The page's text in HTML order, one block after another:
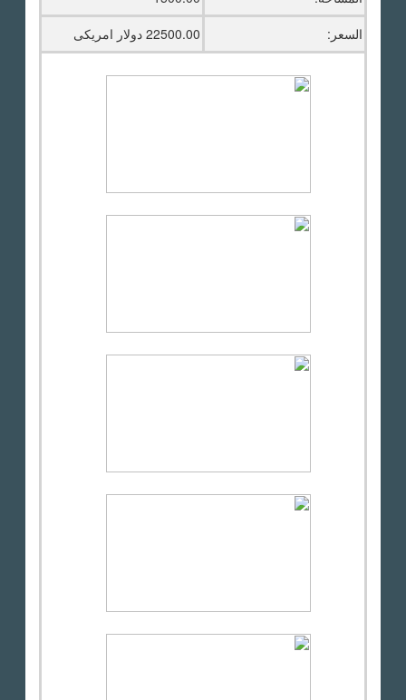
السعر:
22500.00 دولار امريكى